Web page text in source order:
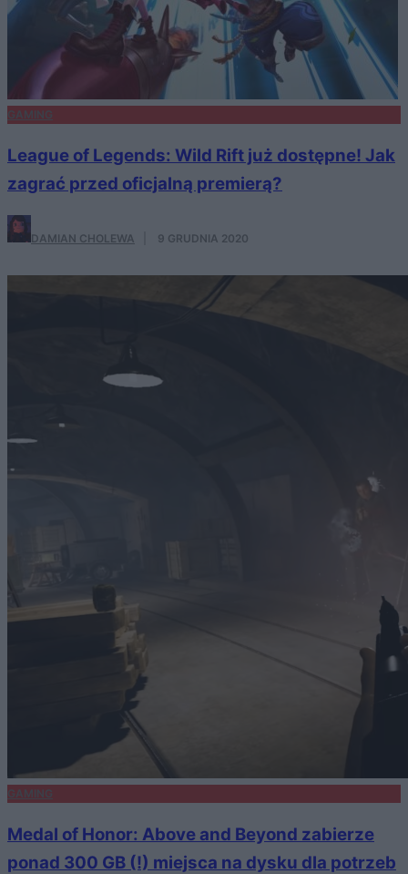
League of Legends: Wild Rift już dostępne! Jak
zagrać przed oficjalną premierą?
DAMIAN CHOLEWA 9 GRUDNIA 2020
Medal of Honor: Above and Beyond zabierze
ponad 300 GB (!) miejsca na dysku dla potrzeb